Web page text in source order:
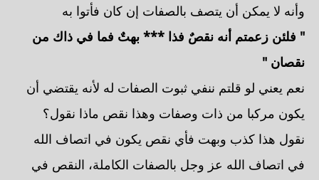
وأنه لا يمكن أن يتصف بالصفات إن كان فأتوا به
" فلئن زعمتم أنه نقصٌ فذا *** بهتٌ فما في ذاك من
نقصان "
نعم يعني لو قلتم ننفي ثبوت الصفات له لأنه يقتضي أن
يكون مركبا من ذات وصفات وهذا نقص ماذا نقول؟
نقول هذا كذب وبهت فأي نقص يكون في اتصاف الله
في اتصاف الله عز وجل بالصفات الكاملة، النقص في